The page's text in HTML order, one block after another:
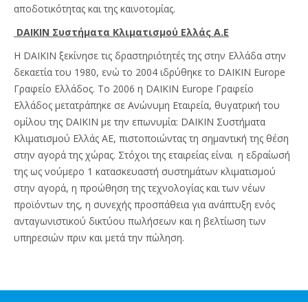
αποδοτικότητας και της καινοτομίας.
DAIKIN Συστήματα Κλιματισμού Ελλάς Α.Ε
Η DAIKIN ξεκίνησε τις δραστηριότητές της στην Ελλάδα στην
δεκαετία του 1980, ενώ το 2004 ιδρύθηκε το DAIKIN Europe
Γραφείο Ελλάδος. Το 2006 η DAIKIN Europe Γραφείο
Ελλάδος μετατράπηκε σε Ανώνυμη Εταιρεία, θυγατρική του
ομίλου της DAIKIN με την επωνυμία: DAIKIN Συστήματα
Κλιματισμού Ελλάς ΑΕ, πιστοποιώντας τη σημαντική της θέση
στην αγορά της χώρας. Στόχοι της εταιρείας είναι η εδραίωσή
της ως νούμερο 1 κατασκευαστή συστημάτων κλιματισμού
στην αγορά, η προώθηση της τεχνολογίας και των νέων
προϊόντων της, η συνεχής προσπάθεια για ανάπτυξη ενός
ανταγωνιστικού δικτύου πωλήσεων και η βελτίωση των
υπηρεσιών πριν και μετά την πώληση.